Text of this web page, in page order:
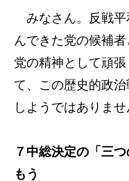
みなさん。反戦平
んできた党の候補
党の精神として頑
て、この歴史的政
しようではありませ
７中総決定の「三
もう